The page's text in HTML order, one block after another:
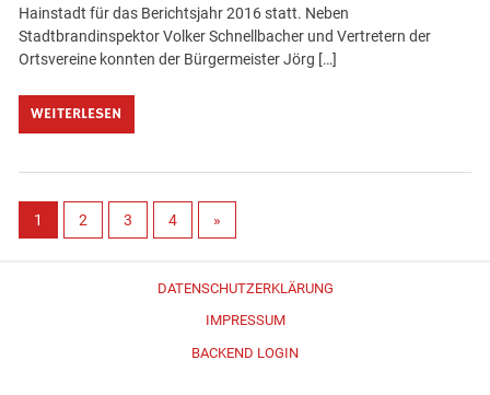
Hainstadt für das Berichtsjahr 2016 statt. Neben
Stadtbrandinspektor Volker Schnellbacher und Vertretern der
Ortsvereine konnten der Bürgermeister Jörg […]
WEITERLESEN
1 2 3 4 »
DATENSCHUTZERKLÄRUNG
IMPRESSUM
BACKEND LOGIN